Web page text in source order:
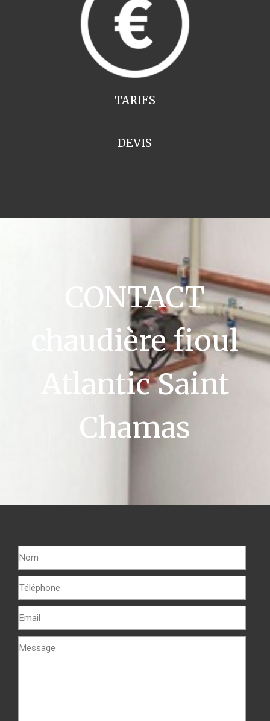
TARIFS
DEVIS
CONTACT
chaudière fioul
Atlantic Saint
Chamas